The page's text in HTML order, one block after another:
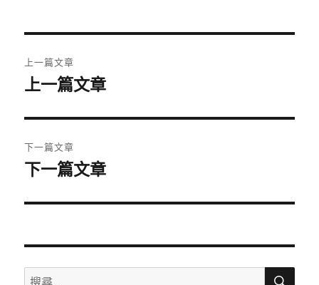
章
覽
上一篇文章
上
篇
文
章:
上一篇文章
下一篇文章
下
篇
章:
下一篇文章
搜
搜